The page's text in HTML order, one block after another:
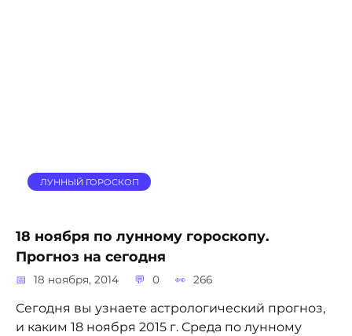
ЛУННЫЙ ГОРОСКОП
18 ноября по лунному гороскопу.
Прогноз на сегодня
18 ноября, 2014 0 266
Сегодня вы узнаете астрологический прогноз,
и каким 18 ноября 2015 г. Среда по лунному